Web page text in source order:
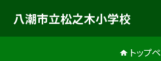
八潮市立松之木小学校
トップ